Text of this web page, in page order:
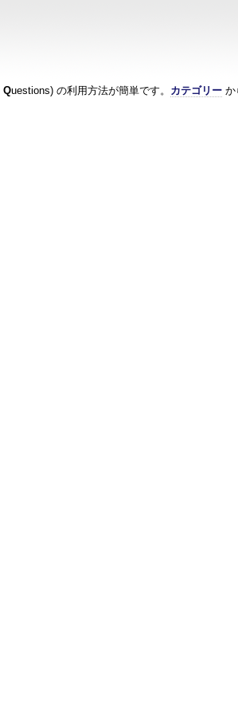
Questions) の利用方法が簡単です。 カテゴリーか